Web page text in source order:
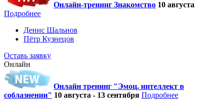
Онлайн-тренинг Знакомство 10 августа
Подробнее
Денис Шальнов
Пётр Кузнецов
Оставь заявку
Онлайн
Онлайн тренинг "Эмоц. интеллект в
соблазнении" 10 августа - 13 сентября Подробнее